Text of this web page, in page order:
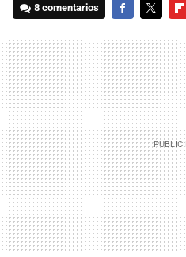
8 comentarios